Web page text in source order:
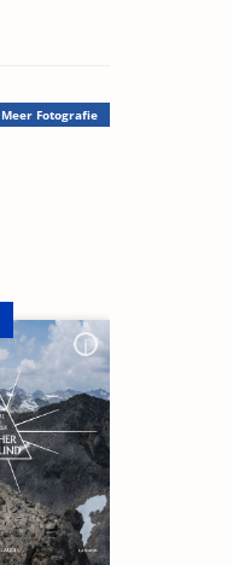
Meer Fotografie